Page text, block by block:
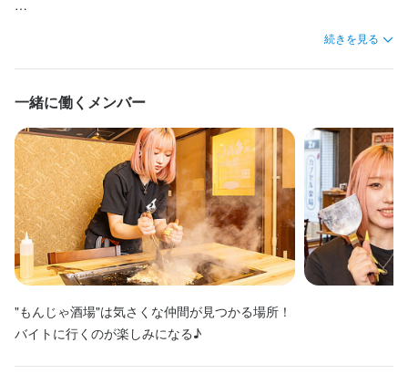
続きを見る
一緒に働くメンバー
"もんじゃ酒場"は気さくな仲間が見つかる場所！
バイトに行くのが楽しみになる♪
月9万7162円＝（1150円×4ｈ＋1437円×2ｈ）×13日
月22万4802円＝（1150円×6ｈ＋1437円×2ｈ）×23日
・たとえば〔12：00〜24：00〕まで通しで働くと…
1勤務で 1万4087円！= （1150円×8ｈ＋1437円×1ｈ+1725円×2
ｈ）
※休憩1ｈ・残業手当含む
勤務時間
【勤務時間】
週1日以上 、 1日3時間以上
朝～昼 、 昼～夕 、 夕～夜 、 夜勤 、 早朝のみ 、 昼のみ 、 夜の
み